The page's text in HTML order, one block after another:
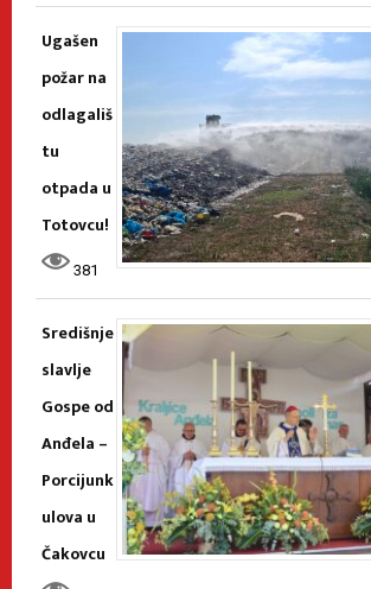
Ugašen
požar na
odlagališ
tu
otpada u
Totovcu!
381
Središnje
slavlje
Gospe od
Anđela –
Porcijunk
ulova u
Čakovcu